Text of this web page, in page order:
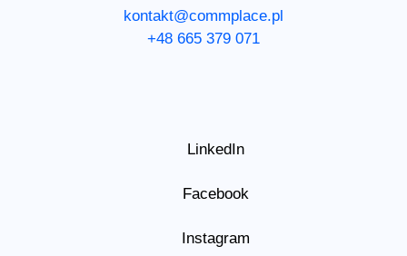
kontakt@commplace.pl
+48 665 379 071
LinkedIn
Facebook
Instagram